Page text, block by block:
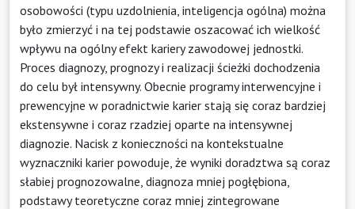
osobowości (typu uzdolnienia, inteligencja ogólna) można
było zmierzyć i na tej podstawie oszacować ich wielkość
wpływu na ogólny efekt kariery zawodowej jednostki.
Proces diagnozy, prognozy i realizacji ścieżki dochodzenia
do celu był intensywny. Obecnie programy interwencyjne i
prewencyjne w poradnictwie karier stają się coraz bardziej
ekstensywne i coraz rzadziej oparte na intensywnej
diagnozie. Nacisk z konieczności na kontekstualne
wyznaczniki karier powoduje, że wyniki doradztwa są coraz
słabiej prognozowalne, diagnoza mniej pogłębiona,
podstawy teoretyczne coraz mniej zintegrowane